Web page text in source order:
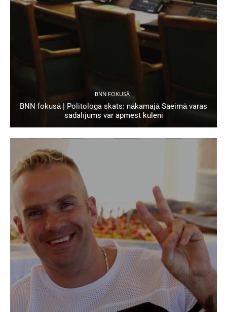
BNN FOKUSĀ
BNN fokusā | Politologa skats: nākamajā Saeimā varas
sadalījums var apmest kūleni